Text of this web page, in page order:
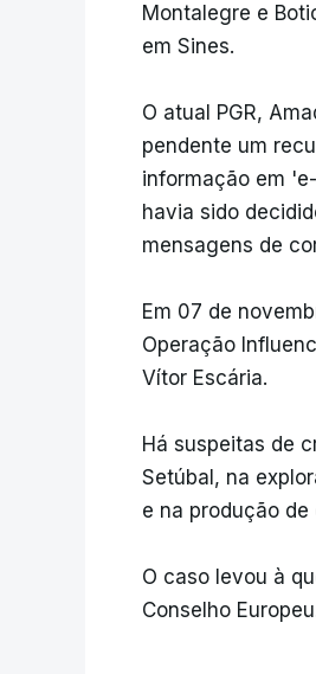
Montalegre e
em Sines.
O atual PGR,
pendente um
informação em
havia sido
mensagens de
Em 07 de
Operação
Vítor Escária.
Há suspeitas de
Setúbal, na
e na produção
O caso levou à
Conselho